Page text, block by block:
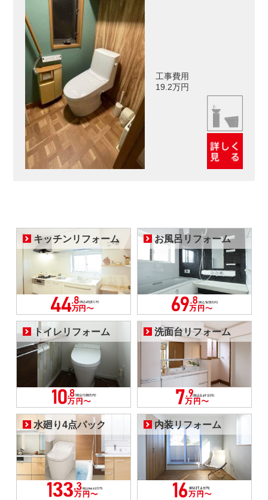
工事費用
19.2万円
キッチンリフォーム お風呂リフォーム
トイレリフォーム 洗面台リフォーム
水廻り4点パック 内装リフォーム